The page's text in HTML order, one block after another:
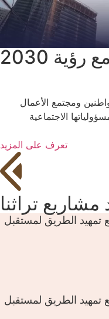
2030
ومجتمع الأعمال
الاجتماعية
تعرف على المزيد
مشاريع تراثنا
تمهيد الطريق لمستقبل
تمهيد الطريق لمستقبل